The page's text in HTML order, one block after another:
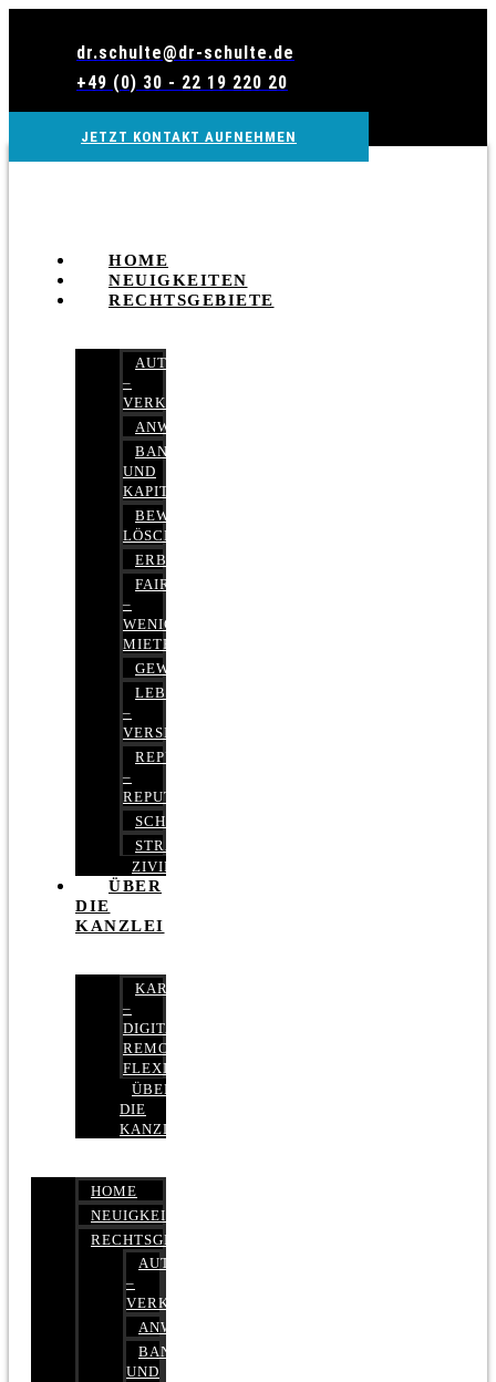
dr.schulte@dr-schulte.de
+49 (0) 30 - 22 19 220 20
JETZT KONTAKT AUFNEHMEN
HOME
NEUIGKEITEN
RECHTSGEBIETE
AUTOBETRUG
–
VERKEHRSRECHT
ANWALTSHAFTUNGSRECHT
BANK-
UND
KAPITALMARKTRECHT
BEWERTUNGEN
LÖSCHEN
ERBRECHT
FAIRMIETEN
–
WENIGER
MIETE
GEWERBERECHT
LEBENSVERSICHERUNG
–
VERSICHERUNGSRECHT
REPUTATIONSRECHT
–
REPUTATIONSMANAGEMENT
SCHUFARECHT
STRAFRECHT
ZIVILRECHT
ÜBER
DIE
KANZLEI
KARRIERE
–
DIGITAL,
REMOTE,
FLEXIBEL
ÜBER
DIE
KANZLEI
HOME
NEUIGKEITEN
RECHTSGEBIETE
AUTOBETRUG
–
VERKEHRSRECHT
ANWALTSHAFTUNGSRECHT
BANK-
UND